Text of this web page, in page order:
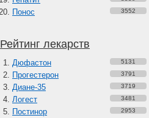
Понос 3552
Рейтинг лекарств
Дюфастон 5131
Прогестерон 3791
Диане-35 3719
Логест 3481
Постинор 2953